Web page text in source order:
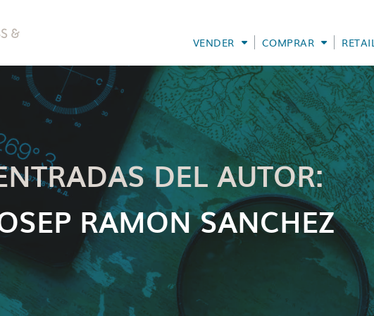
VENDER COMPRAR RETAIL
DEL AUTOR:
RAMON SANCHEZ